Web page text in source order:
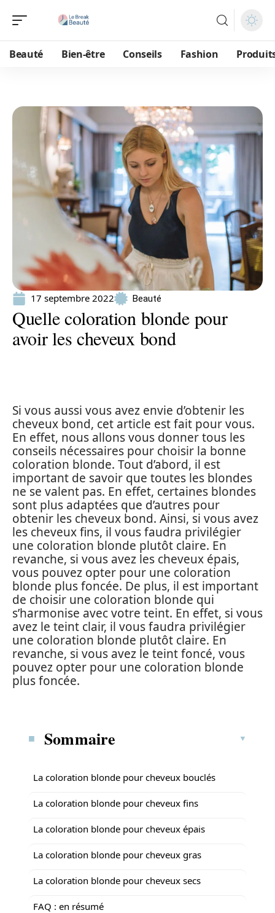
Beauté Bien-être Conseils Fashion
17 septembre 2022 Beauté
Quelle coloration blonde pour
avoir les cheveux bond
Si vous aussi vous avez envie d’obtenir les
cheveux bond, cet article est fait pour vous.
En effet, nous allons vous donner tous les
conseils nécessaires pour choisir la bonne
coloration blonde. Tout d’abord, il est
important de savoir que toutes les blondes
ne se valent pas. En effet, certaines blondes
sont plus adaptées que d’autres pour
obtenir les cheveux bond. Ainsi, si vous avez
les cheveux fins, il vous faudra privilégier
une coloration blonde plutôt claire. En
revanche, si vous avez les cheveux épais,
vous pouvez opter pour une coloration
blonde plus foncée. De plus, il est important
de choisir une coloration blonde qui
s’harmonise avec votre teint. En effet, si vous
avez le teint clair, il vous faudra privilégier
une coloration blonde plutôt claire. En
revanche, si vous avez le teint foncé, vous
pouvez opter pour une coloration blonde
plus foncée.
Sommaire
La coloration blonde pour cheveux bouclés
La coloration blonde pour cheveux fins
La coloration blonde pour cheveux épais
La coloration blonde pour cheveux gras
La coloration blonde pour cheveux secs
FAQ : en résumé